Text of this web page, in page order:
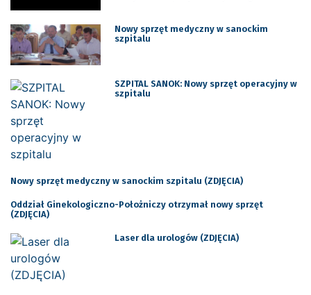
Nowy sprzęt medyczny w sanockim
szpitalu
SZPITAL SANOK: Nowy sprzęt operacyjny w
szpitalu
Nowy sprzęt medyczny w sanockim szpitalu (ZDJĘCIA)
Oddział Ginekologiczno-Położniczy otrzymał nowy sprzęt
(ZDJĘCIA)
Laser dla urologów (ZDJĘCIA)